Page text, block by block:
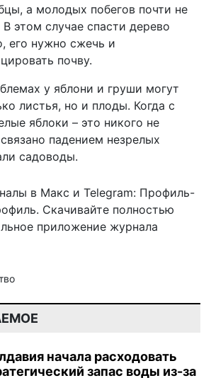
а молодых побегов почти не
В этом случае спасти дерево
его нужно сжечь и
почву.
у яблони и груши могут
листья, но и плоды. Когда с
яблоки – это никого не
падением незрелых
садоводы.
в Макс и Telegram: Профиль-
. Скачивайте полностью
приложение журнала
начала расходовать
запас воды из-за